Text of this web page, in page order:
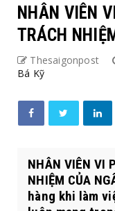
NHÂN VIÊN
TRÁCH
Thesaigonpost
Bá Kỹ
NHÂN VIÊN VI
NHIỆM CỦA
hàng khi làm